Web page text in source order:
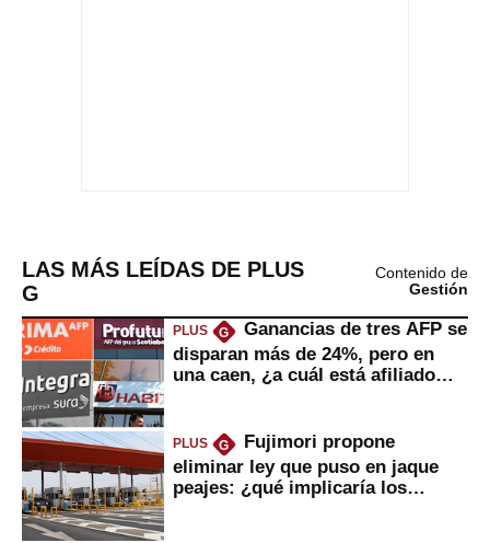
LAS MÁS LEÍDAS DE PLUS
G
Contenido de
Gestión
PLUS G
Ganancias de tres AFP se
disparan más de 24%, pero en
una caen, ¿a cuál está afiliado
PLUS G
Fujimori propone
eliminar ley que puso en jaque
peajes: ¿qué implicaría los